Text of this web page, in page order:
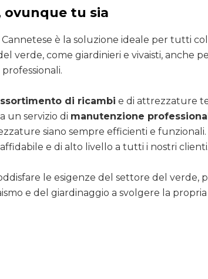
ovunque tu sia
Cannetese è la soluzione ideale per tutti
verde, come giardinieri e vivaisti, anche
di ricambi e di attrezzature
un servizio di manutenzione
siano sempre efficienti e
e di alto livello a tutti i nostri clienti.
le esigenze del settore del verde,
e del giardinaggio a svolgere la propria